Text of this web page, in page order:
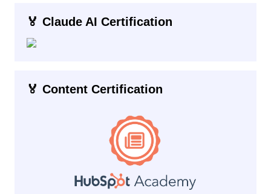
🏅 Claude AI Certification
🏅 Content Certification